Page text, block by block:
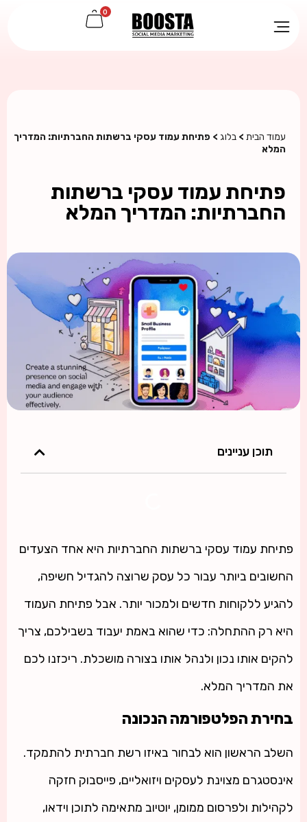
0
עמוד הבית >בלוג > פתיחת עמוד עסקי ברשתות החברתיות: המדריך
המלא
פתיחת עמוד עסקי ברשתות
החברתיות: המדריך המלא
תוכן עניינים
פתיחת עמוד עסקי ברשתות החברתיות היא אחד הצעדים
החשובים ביותר עבור כל עסק שרוצה להגדיל חשיפה,
להגיע ללקוחות חדשים ולמכור יותר. אבל פתיחת העמוד
היא רק ההתחלה: כדי שהוא באמת יעבוד בשבילכם, צריך
להקים אותו נכון ולנהל אותו בצורה מושכלת. ריכזנו לכם
את המדריך המלא.
בחירת הפלטפורמה הנכונה
השלב הראשון הוא לבחור באיזו רשת חברתית להתמקד.
אינסטגרם מצוינת לעסקים ויזואליים, פייסבוק חזקה
לקהילות ולפרסום ממומן, יוטיוב מתאימה לתוכן וידאו,